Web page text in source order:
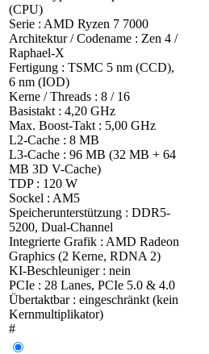
(CPU)
Serie : AMD Ryzen 7 7000
Architektur / Codename : Zen 4 /
Raphael-X
Fertigung : TSMC 5 nm (CCD),
6 nm (IOD)
Kerne / Threads : 8 / 16
Basistakt : 4,20 GHz
Max. Boost-Takt : 5,00 GHz
L2-Cache : 8 MB
L3-Cache : 96 MB (32 MB + 64
MB 3D V-Cache)
TDP : 120 W
Sockel : AM5
Speicherunterstützung : DDR5-
5200, Dual-Channel
Integrierte Grafik : AMD Radeon
Graphics (2 Kerne, RDNA 2)
KI-Beschleuniger : nein
PCIe : 28 Lanes, PCIe 5.0 & 4.0
Übertaktbar : eingeschränkt (kein
Kernmultiplikator)
#